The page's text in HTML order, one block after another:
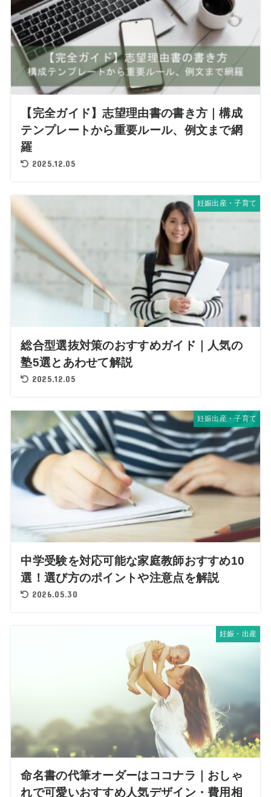
【完全ガイド】志望理由書の書き方｜構成
テンプレートから重要ルール、例文まで網
羅
2025.12.05
妊娠出産・子育て
総合型選抜対策のおすすめガイド｜人気の
塾5選とあわせて解説
2025.12.05
妊娠出産・子育て
中学受験を対応可能な家庭教師おすすめ10
選！選び方のポイントや注意点を解説
2026.05.30
妊娠・出産
命名書の代筆オーダーはココナラ｜おしゃ
れで可愛いおすすめ人気デザイン・費用相